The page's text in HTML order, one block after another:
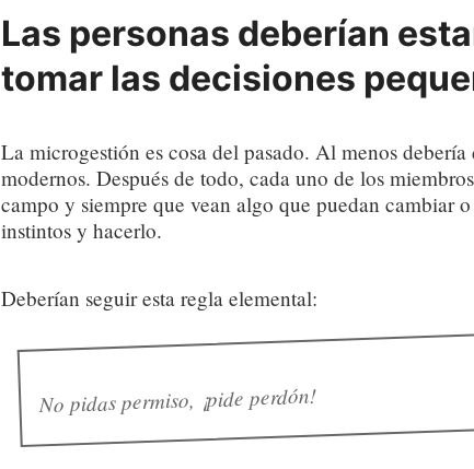
Las personas deberían
tomar las decisiones
La microgestión es cosa del pasado. Al menos
modernos. Después de todo, cada uno de los
campo y siempre que vean algo que puedan cambiar
instintos y hacerlo.
Deberían seguir esta regla elemental:
No pidas permiso, ¡pide perdón!